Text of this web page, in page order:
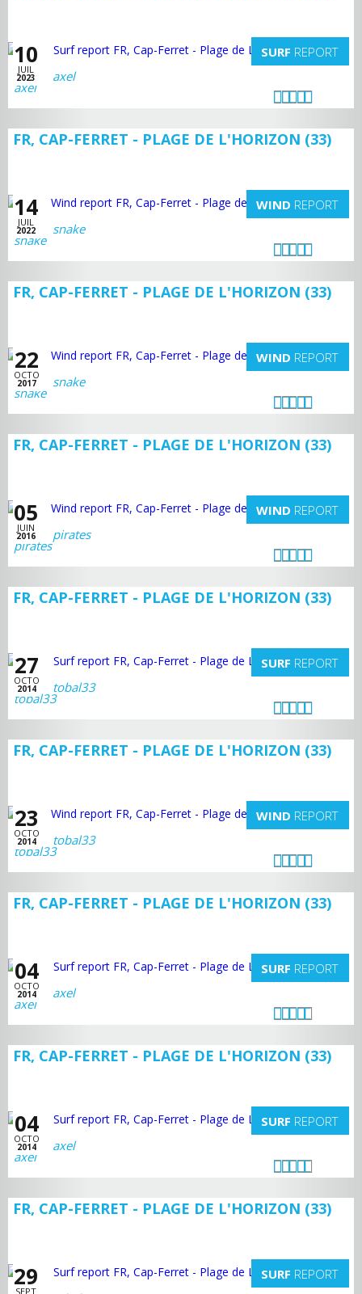
10
JUIL
2023
SURF REPORT
axel
FR, CAP-FERRET - PLAGE DE L'HORIZON (33)
14
JUIL
2022
WIND REPORT
snake
FR, CAP-FERRET - PLAGE DE L'HORIZON (33)
22
OCTO
2017
WIND REPORT
snake
FR, CAP-FERRET - PLAGE DE L'HORIZON (33)
05
JUIN
2016
WIND REPORT
pirates
FR, CAP-FERRET - PLAGE DE L'HORIZON (33)
27
OCTO
2014
SURF REPORT
tobal33
FR, CAP-FERRET - PLAGE DE L'HORIZON (33)
23
OCTO
2014
WIND REPORT
tobal33
FR, CAP-FERRET - PLAGE DE L'HORIZON (33)
04
OCTO
2014
SURF REPORT
axel
FR, CAP-FERRET - PLAGE DE L'HORIZON (33)
04
OCTO
2014
SURF REPORT
axel
FR, CAP-FERRET - PLAGE DE L'HORIZON (33)
29
SEPT
SURF REPORT